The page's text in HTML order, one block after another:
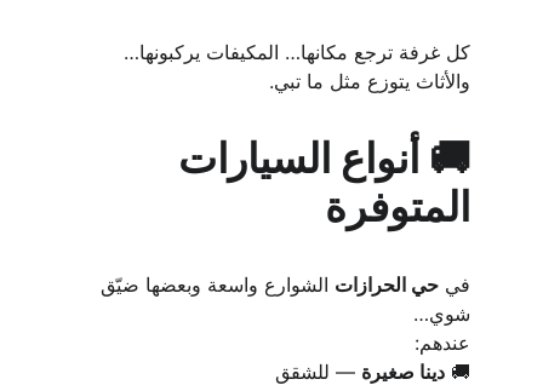
كل غرفة ترجع مكانها… المكيفات يركبونها…
والأثاث يتوزع مثل ما تبي.
🚚 أنواع السيارات
المتوفرة
في حي الحرازات الشوارع واسعة وبعضها ضيّق
شوي…
عندهم:
🚚 دينا صغيرة — للشقق